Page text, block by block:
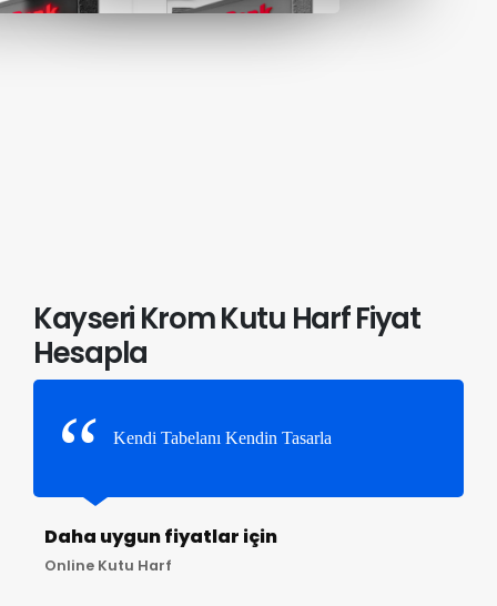
Kayseri Krom Kutu Harf Fiyat
Hesapla
Kendi Tabelanı Kendin Tasarla
Daha uygun fiyatlar için
Online Kutu Harf